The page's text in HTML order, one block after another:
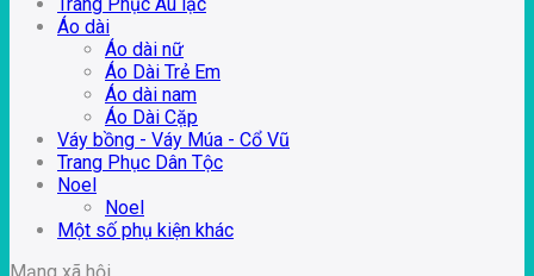
Trang Phục Âu lạc
Áo dài
Áo dài nữ
Áo Dài Trẻ Em
Áo dài nam
Áo Dài Cặp
Váy bồng - Váy Múa - Cổ Vũ
Trang Phục Dân Tộc
Noel
Noel
Một số phụ kiện khác